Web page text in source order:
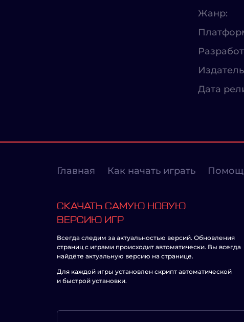
Жанр:
Дата
Главная Как начать играть
СКАЧАТЬ САМУЮ НОВУЮ
ВЕРСИЮ ИГР
Всегда следим за актуальностью версий. Обновления
страниц с играми происходит автоматически. Вы всегда
найдёте актуальную версию на странице.
Для каждой игры установлен скрипт автоматической
и быстрой установки.